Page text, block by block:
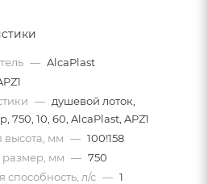
— AlcaPlast
— душевой лоток,
750, 10, 60, AlcaPlast, APZ1
мм — 100!158
мм — 750
способность, л/с — 1